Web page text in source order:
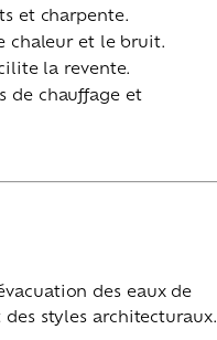
et charpente.
chaleur et le bruit.
la revente.
de chauffage et
des eaux de
styles architecturaux.